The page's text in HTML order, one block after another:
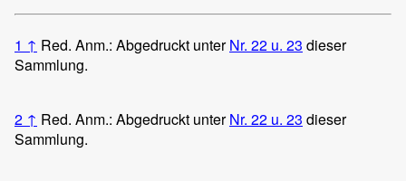
1 ↑ Red. Anm.: Abgedruckt unterNr. 22 u. 23 dieser
Sammlung.
2 ↑ Red. Anm.: Abgedruckt unterNr. 22 u. 23 dieser
Sammlung.